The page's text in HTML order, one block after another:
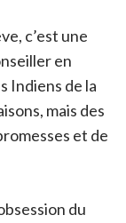
c’est une
en
Indiens de la
mais des
et de
du